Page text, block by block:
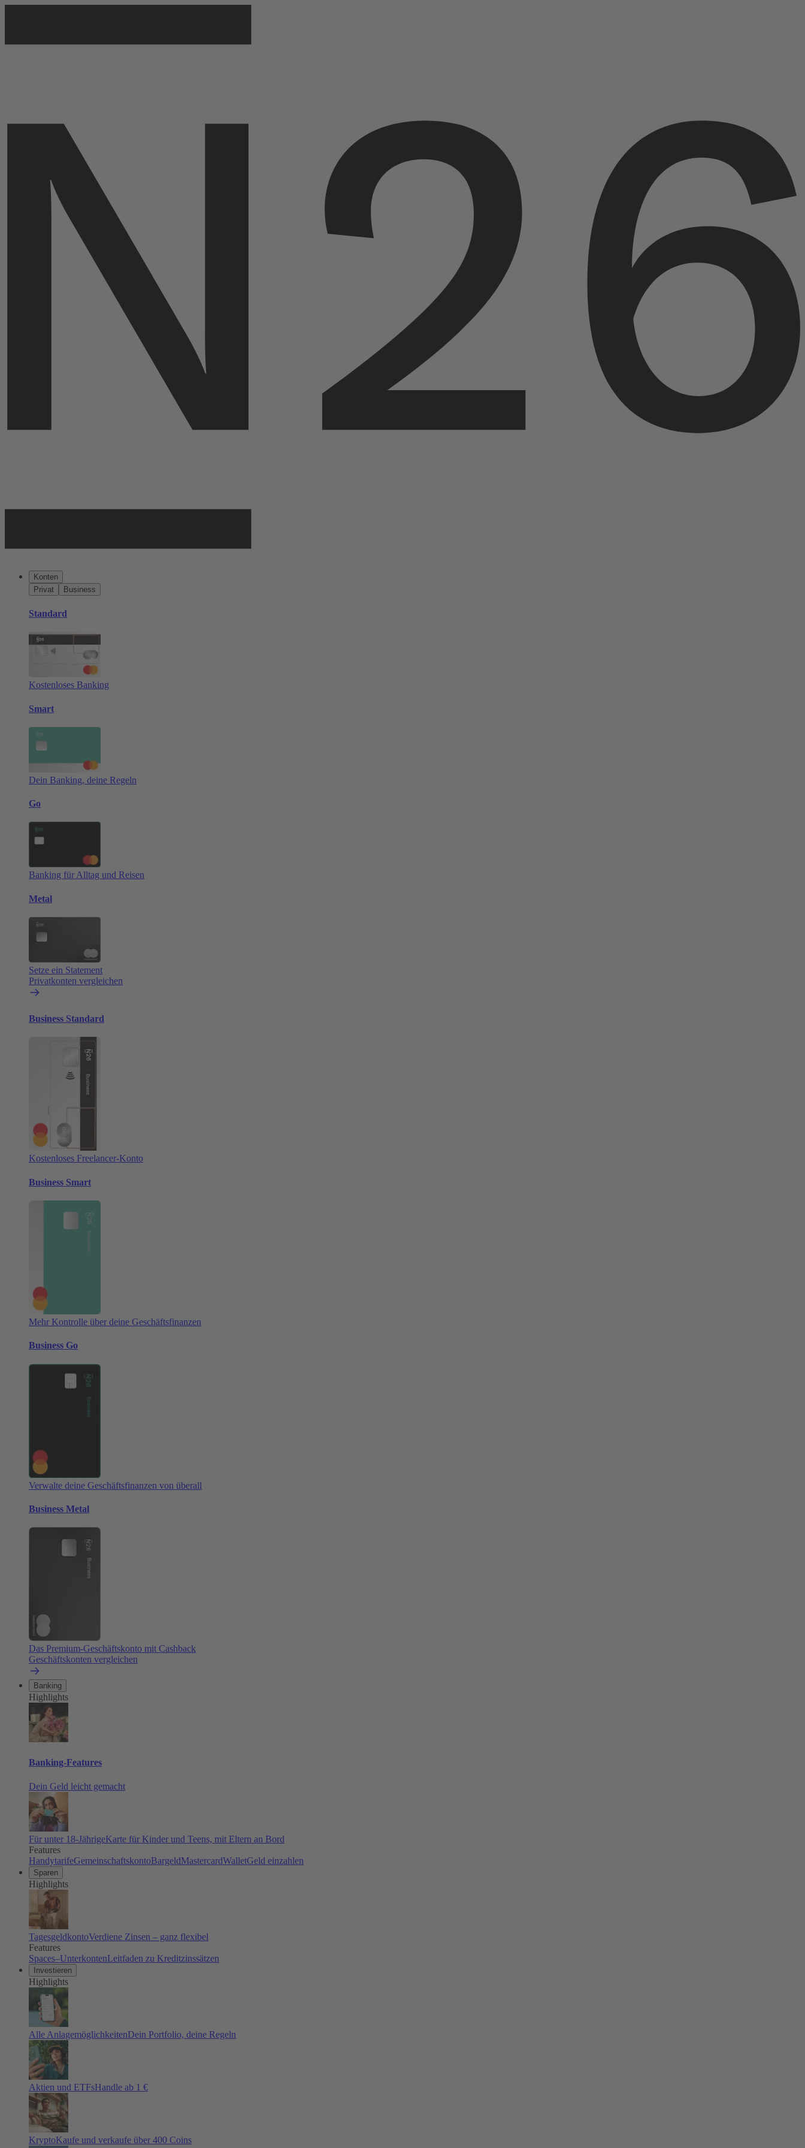
Konten
Privat
Business
Standard
Kostenloses Banking
Smart
Dein Banking, deine Regeln
Go
Banking für Alltag und Reisen
Metal
Setze ein Statement
Privatkonten vergleichen
Business Standard
Kostenloses Freelancer-Konto
Business Smart
Mehr Kontrolle über deine Geschäftsfinanzen
Business Go
Verwalte deine Geschäftsfinanzen von überall
Business Metal
Das Premium-Geschäftskonto mit Cashback
Geschäftskonten vergleichen
Banking
Highlights
Banking-Features
Dein Geld leicht gemacht
Für unter 18-JährigeKarte für Kinder und Teens, mit Eltern an Bord
Features
HandytarifeGemeinschaftskontoBargeldMastercardWalletGeld einzahlen
Sparen
Highlights
TagesgeldkontoVerdiene Zinsen – ganz flexibel
Features
Spaces–UnterkontenLeitfaden zu Kreditzinssätzen
Investieren
Highlights
Alle AnlagemöglichkeitenDein Portfolio, deine Regeln
Aktien und ETFsHandle ab 1 €
KryptoKaufe und verkaufe über 400 Coins